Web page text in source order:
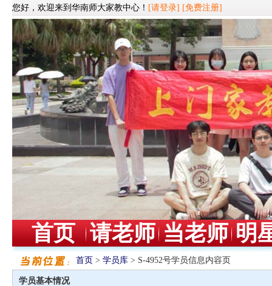
您好，欢迎来到华南师大家教中心！ [请登录] [免费注册]
首页 请老师 当老师 明
首页 > 学员库 > S-4952号学员信息内容页
学员基本情况